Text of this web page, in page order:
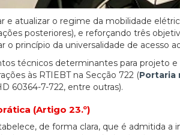
e atualizar o regime da mobilidade
posteriores), e reforçando três
o princípio da universalidade de acesso
técnicos determinantes para projeto e
às RTIEBT na Secção 722 (Portaria
60364-7-722, entre outras).
(Artigo 23.º)
de forma clara, que é admitida